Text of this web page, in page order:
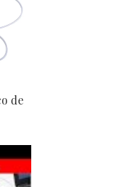
de